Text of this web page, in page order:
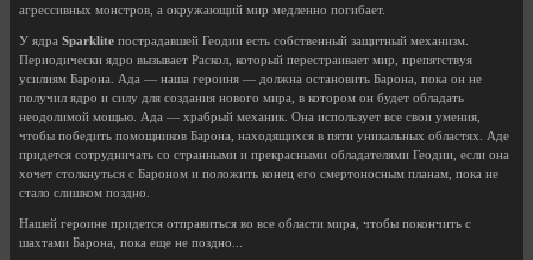
агрессивных монстров, а окружающий мир медленно погибает.
У ядра Sparklite пострадавшей Геодии есть собственный защитный механизм.
Периодически ядро вызывает Раскол, который перестраивает мир, препятствуя
усилиям Барона. Ада — наша героиня — должна остановить Барона, пока он не
получил ядро и силу для создания нового мира, в котором он будет обладать
неодолимой мощью. Ада — храбрый механик. Она использует все свои умения,
чтобы победить помощников Барона, находящихся в пяти уникальных областях. Аде
придется сотрудничать со странными и прекрасными обладателями Геодии, если она
хочет столкнуться с Бароном и положить конец его смертоносным планам, пока не
стало слишком поздно.
Нашей героине придется отправиться во все области мира, чтобы покончить с
шахтами Барона, пока еще не поздно...